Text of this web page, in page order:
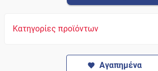
Κατηγορίες προϊόντων
Αγαπημένα